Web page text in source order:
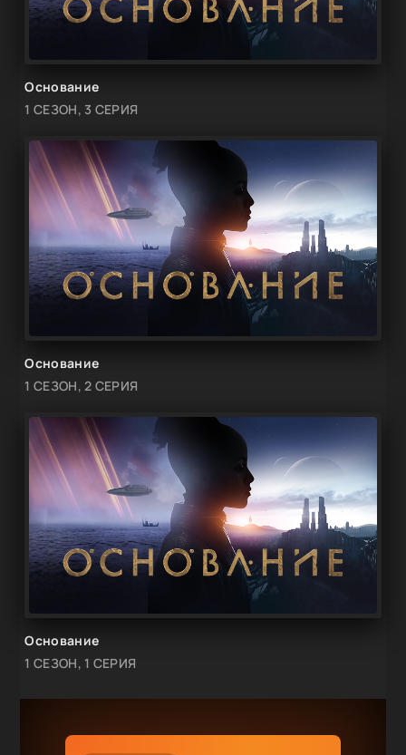
Основание
1 СЕЗОН, 3 СЕРИЯ
Основание
1 СЕЗОН, 2 СЕРИЯ
Основание
1 СЕЗОН, 1 СЕРИЯ